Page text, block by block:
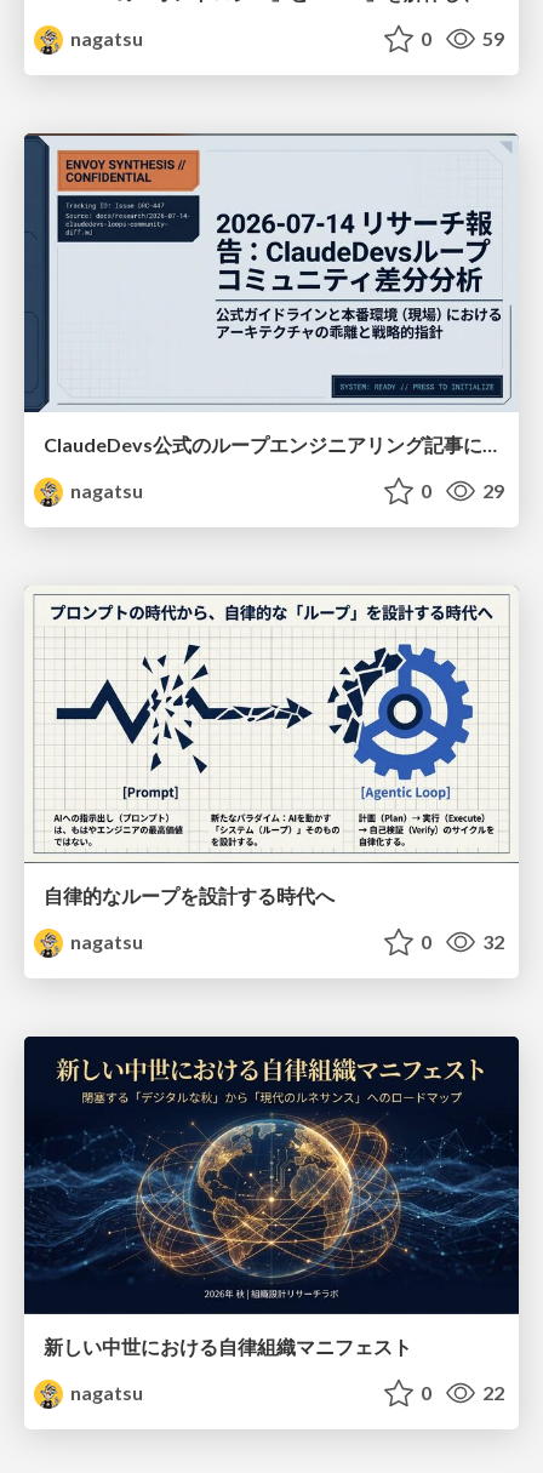
nagatsu
0 59
nagatsu
0 29
自律的なループを設計する時代へ
nagatsu
0 32
新しい中世における自律組織マニフェスト
nagatsu
0 22